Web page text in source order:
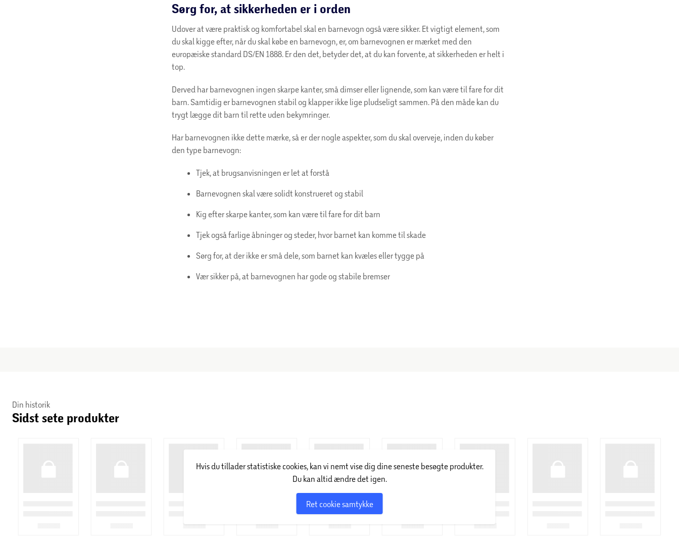
Sørg for, at sikkerheden er i orden
Udover at være praktisk og komfortabel skal en barnevogn også være sikker. Et vigtigt element, som
du skal kigge efter, når du skal købe en barnevogn, er, om barnevognen er mærket med den
europæiske standard DS/EN 1888. Er den det, betyder det, at du kan forvente, at sikkerheden er helt i
top.
Derved har barnevognen ingen skarpe kanter, små dimser eller lignende, som kan være til fare for dit
barn. Samtidig er barnevognen stabil og klapper ikke lige pludseligt sammen. På den måde kan du
trygt lægge dit barn til rette uden bekymringer.
Har barnevognen ikke dette mærke, så er der nogle aspekter, som du skal overveje, inden du køber
den type barnevogn:
Tjek, at brugsanvisningen er let at forstå
Barnevognen skal være solidt konstrueret og stabil
Kig efter skarpe kanter, som kan være til fare for dit barn
Tjek også farlige åbninger og steder, hvor barnet kan komme til skade
Sørg for, at der ikke er små dele, som barnet kan kvæles eller tygge på
Vær sikker på, at barnevognen har gode og stabile bremser
Din historik
Sidst sete produkter
Hvis du tillader statistiske cookies, kan vi nemt vise dig dine seneste besøgte produkter.
Du kan altid ændre det igen.
Ret cookie samtykke